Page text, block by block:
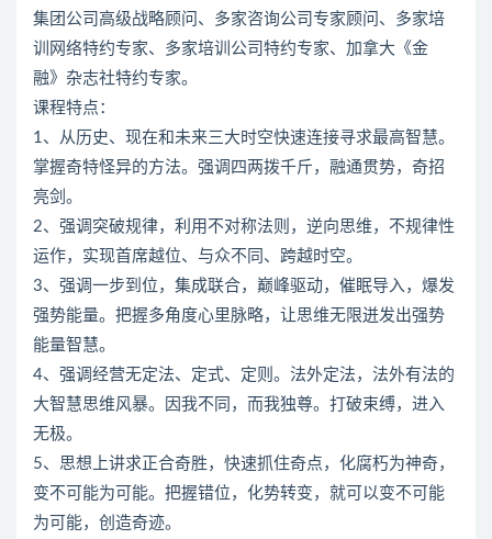
集团公司高级战略顾问、多家咨询公司专家顾问、多家培
训网络特约专家、多家培训公司特约专家、加拿大《金
融》杂志社特约专家。
课程特点：
1、从历史、现在和未来三大时空快速连接寻求最高智慧。
掌握奇特怪异的方法。强调四两拨千斤，融通贯势，奇招
亮剑。
2、强调突破规律，利用不对称法则，逆向思维，不规律性
运作，实现首席越位、与众不同、跨越时空。
3、强调一步到位，集成联合，巅峰驱动，催眠导入，爆发
强势能量。把握多角度心里脉略，让思维无限迸发出强势
能量智慧。
4、强调经营无定法、定式、定则。法外定法，法外有法的
大智慧思维风暴。因我不同，而我独尊。打破束缚，进入
无极。
5、思想上讲求正合奇胜，快速抓住奇点，化腐朽为神奇，
变不可能为可能。把握错位，化势转变，就可以变不可能
为可能，创造奇迹。